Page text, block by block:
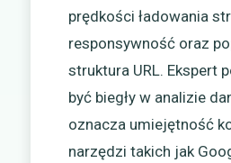
prędkości ładowania
responsywność oraz
struktura URL. Ekspert
być biegły w analizie
oznacza umiejętność
narzędzi takich jak